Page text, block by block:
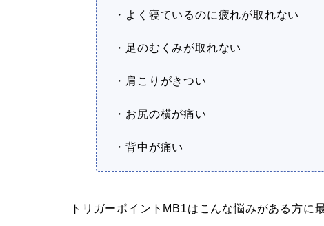
・よく寝ているのに疲れが取れない
・足のむくみが取れない
・肩こりがきつい
・お尻の横が痛い
・背中が痛い
トリガーポイントMB1はこんな悩みがある方に